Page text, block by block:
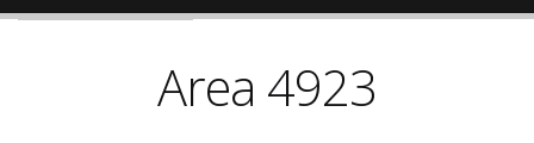
Area 4923